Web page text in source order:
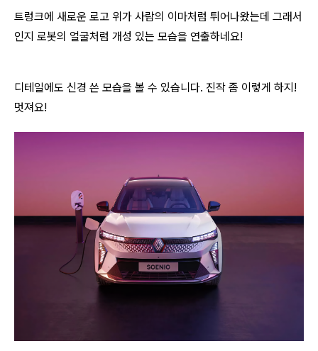
트렁크에 새로운 로고 위가 사람의 이마처럼 튀어나왔는데 그래서
인지 로봇의 얼굴처럼 개성 있는 모습을 연출하네요!
디테일에도 신경 쓴 모습을 볼 수 있습니다. 진작 좀 이렇게 하지!
멋져요!